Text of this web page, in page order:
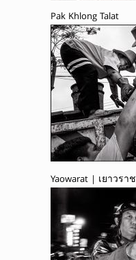
Pak Khlong Talat
Yaowarat | เยาวราช